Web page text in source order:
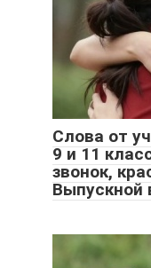
Слова от
9 и 11
звонок,
Выпускной